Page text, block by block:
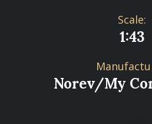
Scale:
1:43
Norev/My